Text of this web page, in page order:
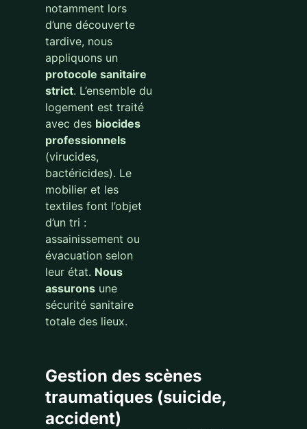
notamment lors
d’une découverte
tardive, nous
appliquons un
protocole sanitaire
strict. L’ensemble du
logement est traité
avec des biocides
professionnels
(virucides,
bactéricides). Le
mobilier et les
textiles font l’objet
d’un tri :
assainissement ou
évacuation selon
leur état. Nous
assuronsune
sécurité sanitaire
totale des lieux.
Gestion des scènes
traumatiques (suicide,
accident)